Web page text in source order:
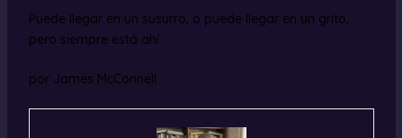
Puede llegar en un susurro, o puede llegar en un grito,
pero siempre está ahí.
por James McConnell